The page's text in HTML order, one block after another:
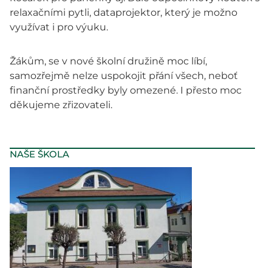
NAŠE ŠKOLA
relaxačními pytli, dataprojektor, který je možno
využívat i pro výuku.
Žákům, se v nové školní družině moc líbí,
samozřejmě nelze uspokojit přání všech, neboť
finanční prostředky byly omezené. I přesto moc
děkujeme zřizovateli.